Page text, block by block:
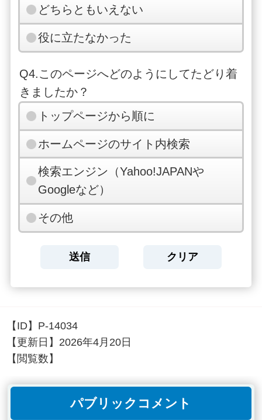
どちらともいえない
役に立たなかった
Q4.このページへどのようにしてたどり着
きましたか？
トップページから順に
ホームページのサイト内検索
検索エンジン（Yahoo!JAPANや
Googleなど）
その他
【ID】 P-14034
【更新日】 2026年4月20日
【閲覧数】
パブリックコメント